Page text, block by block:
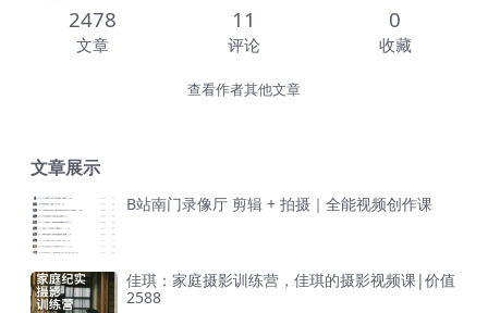
2478
文章
11
评论
0
收藏
查看作者其他文章
文章展示
B站南门录像厅 剪辑 + 拍摄｜全能视频创作课
佳琪：家庭摄影训练营，佳琪的摄影视频课|价值
2588